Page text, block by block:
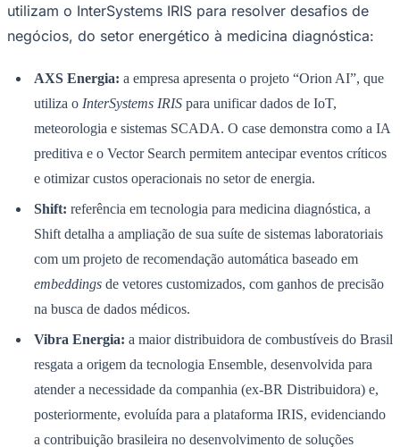
Anuncie Regional
Guia de Empresas
Vagas na Região
Novo
Hub de Negócios
Guia Comercial
Selo Verificado
Portal Educacional
Vagas de Emprego
Concursos
Panorama Econômico
Panorama Econômico
Para Sua Empresa
Verificar EmpresaNovo
Publicidade Legal
NBA
NFL
Fórmula 1
UFC
Tênis (ATP)
utilizam o InterSystems IRIS para resolver desafios de
negócios, do setor energético à medicina diagnóstica:
AXS Energia: a empresa apresenta o projeto “Orion AI”, que
utiliza o InterSystems IRIS para unificar dados de IoT,
meteorologia e sistemas SCADA. O case demonstra como a IA
preditiva e o Vector Search permitem antecipar eventos críticos
e otimizar custos operacionais no setor de energia.
Shift: referência em tecnologia para medicina diagnóstica, a
Shift detalha a ampliação de sua suíte de sistemas laboratoriais
com um projeto de recomendação automática baseado em
embeddingsde vetores customizados, com ganhos de precisão
na busca de dados médicos.
Vibra Energia: a maior distribuidora de combustíveis do Brasil
resgata a origem da tecnologia Ensemble, desenvolvida para
atender a necessidade da companhia (ex-BR Distribuidora) e,
posteriormente, evoluída para a plataforma IRIS, evidenciando
a contribuição brasileira no desenvolvimento de soluções